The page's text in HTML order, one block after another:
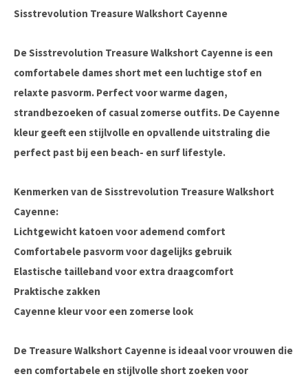
Sisstrevolution Treasure Walkshort Cayenne
DeSisstrevolution Treasure Walkshort Cayenne is een
comfortabele dames short met een luchtige stof en
relaxte pasvorm. Perfect voor warme dagen,
strandbezoeken of casual zomerse outfits. De Cayenne
kleur geeft een stijlvolle en opvallende uitstraling die
perfect past bij een beach- en surf lifestyle.
Kenmerken van de Sisstrevolution Treasure Walkshort
Cayenne:
Lichtgewicht katoen voor ademend comfort
Comfortabele pasvorm voor dagelijks gebruik
Elastische tailleband voor extra draagcomfort
Praktische zakken
Cayenne kleur voor een zomerse look
De Treasure Walkshort Cayenne is ideaal voor vrouwen die
een comfortabele en stijlvolle short zoeken voor